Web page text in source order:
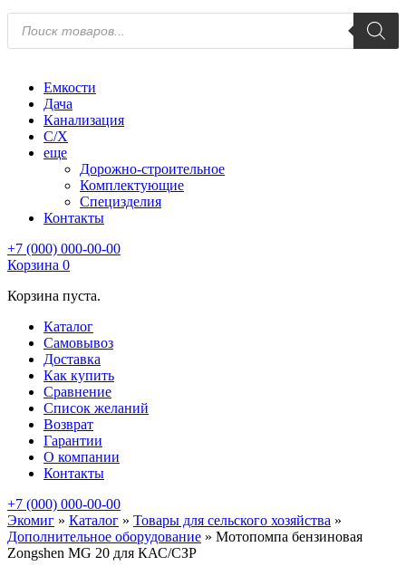
Поиск
товаров
Емкости
Дача
Канализация
С/Х
еще
Дорожно-строительное
Комплектующие
Специзделия
Контакты
+7 (000) 000-00-00
Корзина 0
Корзина пуста.
Каталог
Самовывоз
Доставка
Как купить
Сравнение
Список желаний
Возврат
Гарантии
О компании
Контакты
+7 (000) 000-00-00
Экомиг » Каталог » Товары для сельского хозяйства »
Дополнительное оборудование » Мотопомпа бензиновая
Zongshen MG 20 для КАС/СЗР